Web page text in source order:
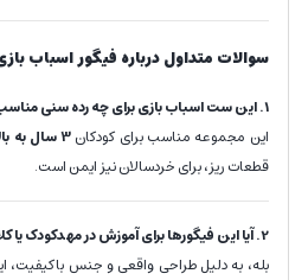
سوالات متداول درباره فیگور اسباب
1. این ست اسباب بازی برای چه رده سنی مناسب است؟
این مجموعه مناسب برای کودکان3 سال به بالا
قطعات ریز، برای خردسالان نیز ایمن است.
2. آیا این فیگورها برای آموزش در مهدکودک یا کلاس درس هم مناسب هستند؟
بله، به دلیل طراحی واقعی و جنس باکیفیت،